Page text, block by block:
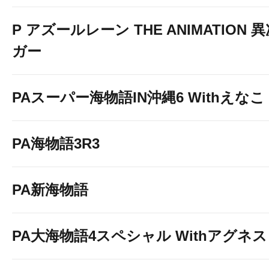
P アズールレーン THE ANIMATION
ガー
PAスーパー海物語IN沖縄6 Withえなこ
PA海物語3R3
PA新海物語
PA大海物語4スペシャル Withアグネ